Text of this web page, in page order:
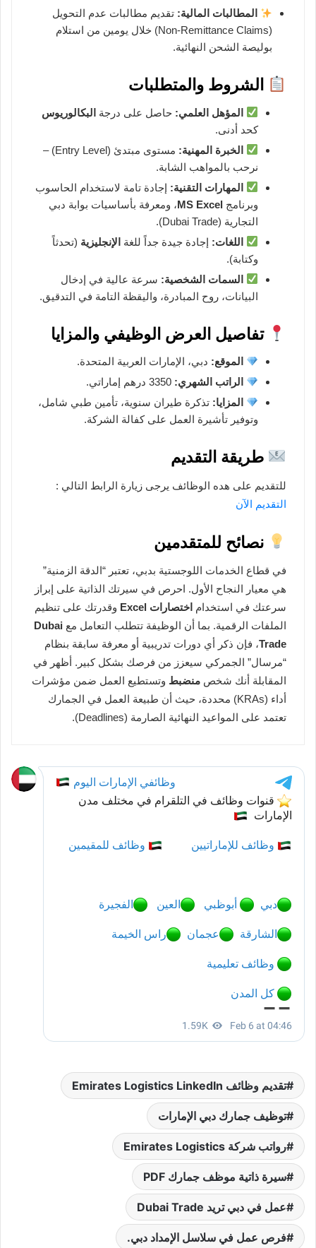
المطالبات المالية: تقديم مطالبات عدم التحويل
(Non-Remittance Claims) خلال يومين من استلام
بوليصة الشحن النهائية.
الشروط والمتطلبات
المؤهل العلمي: حاصل على درجة البكالوريوس
كحد أدنى.
الخبرة المهنية:
مستوى مبتدئ (Entry Level) –
نرحب بالمواهب الشابة.
المهارات التقنية: إجادة تامة لاستخدام الحاسوب
وبرنامج MS Excel، ومعرفة بأساسيات بوابة دبي
التجارية (Dubai Trade).
اللغات: إجادة جيدة جداً للغة الإنجليزية (تحدثاً
وكتابة).
السمات الشخصية: سرعة عالية في إدخال
البيانات، روح المبادرة، واليقظة التامة في التدقيق.
تفاصيل العرض الوظيفي والمزايا
الموقع: دبي، الإمارات العربية المتحدة.
الراتب الشهري: 3350 درهم إماراتي.
المزايا: تذكرة طيران سنوية، تأمين طبي شامل،
وتوفير تأشيرة العمل على كفالة الشركة.
طريقة التقديم
للتقديم على هده الوظائف يرجى زيارة الرابط التالي :
التقديم الآن
نصائح للمتقدمين
في قطاع الخدمات اللوجستية بدبي، تعتبر “الدقة الزمنية”
هي معيار النجاح الأول. احرص في سيرتك الذاتية على إبراز
سرعتك في استخدام اختصارات Excel
وقدرتك على تنظيم
الملفات الرقمية. بما أن الوظيفة تتطلب التعامل مع Dubai
Trade، فإن ذكر أي دورات تدريبية أو معرفة سابقة بنظام
“مرسال” الجمركي سيعزز من فرصك بشكل كبير. أظهر في
المقابلة أنك شخص منضبط وتستطيع العمل ضمن مؤشرات
أداء (KRAs) محددة، حيث أن طبيعة العمل في الجمارك
تعتمد على المواعيد النهائية الصارمة (Deadlines).
تقديم وظائف Emirates Logistics LinkedIn
توظيف جمارك دبي الإمارات
رواتب شركة Emirates Logistics
سيرة ذاتية موظف جمارك PDF
عمل في دبي تريد Dubai Trade
فرص عمل في سلاسل الإمداد دبي.